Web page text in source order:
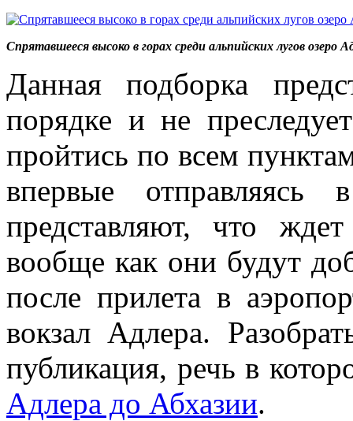
Спрятавшееся высоко в горах среди альпийских лугов озеро
Данная подборка
порядке и не
пройтись по всем
впервые
представляют, что
вообще как они будут
после прилета в
вокзал Адлера.
публикация, речь в
Адлера до Абхазии.